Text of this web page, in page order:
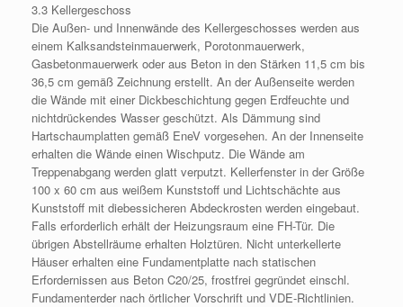
3.3 Kellergeschoss
Die Außen- und Innenwände des Kellergeschosses werden aus
einem Kalksandsteinmauerwerk, Porotonmauerwerk,
Gasbetonmauerwerk oder aus Beton in den Stärken 11,5 cm bis
36,5 cm gemäß Zeichnung erstellt. An der Außenseite werden
die Wände mit einer Dickbeschichtung gegen Erdfeuchte und
nichtdrückendes Wasser geschützt. Als Dämmung sind
Hartschaumplatten gemäß EneV vorgesehen. An der Innenseite
erhalten die Wände einen Wischputz. Die Wände am
Treppenabgang werden glatt verputzt. Kellerfenster in der Größe
100 x 60 cm aus weißem Kunststoff und Lichtschächte aus
Kunststoff mit diebessicheren Abdeckrosten werden eingebaut.
Falls erforderlich erhält der Heizungsraum eine FH-Tür. Die
übrigen Abstellräume erhalten Holztüren. Nicht unterkellerte
Häuser erhalten eine Fundamentplatte nach statischen
Erfordernissen aus Beton C20/25, frostfrei gegründet einschl.
Fundamenterder nach örtlicher Vorschrift und VDE-Richtlinien.